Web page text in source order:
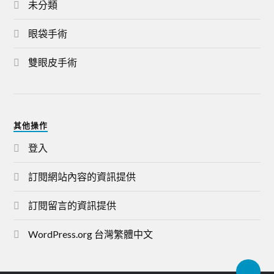
未分類
眼袋手術
雙眼皮手術
其他操作
登入
訂閱網站內容的資訊提供
訂閱留言的資訊提供
WordPress.org 台灣繁體中文